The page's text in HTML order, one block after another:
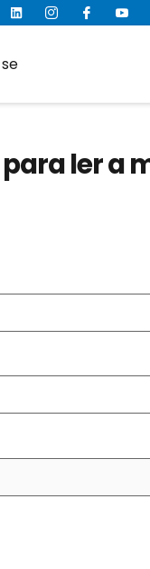
ler a